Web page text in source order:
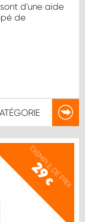
d'une aide
de
EXEMPLE DE PRIX
29
€